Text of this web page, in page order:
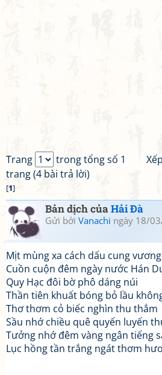
Trang
trong tổng số 1
trang (4 bài trả lời)
[1]
Bản dịch củaHải Đà
Gửi bởi Vanachi ngày 18/
Mịt mùng xa cách dấu cung vương
Cuồn cuộn đêm ngày nước Hán
Quy Hạc đôi bờ phô dáng núi
Thần tiên khuất bóng bỏ lầu
Thơ thơm cỏ biếc nghìn thu thắm
Sầu nhớ chiều quê quyến luyến
Tưởng nhớ đêm vàng ngân tiếng
Lục hồng tần trắng ngát thơm